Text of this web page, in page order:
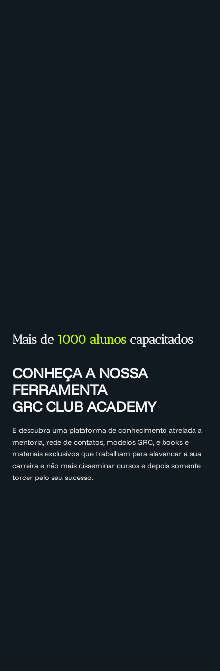
Mais de 1000 alunos capacitados
CONHEÇA A NOSSA
FERRAMENTA
GRC CLUB ACADEMY
E descubra uma plataforma de conhecimento atrelada a
mentoria, rede de contatos, modelos GRC, e-books e
materiais exclusivos que trabalham para alavancar a sua
carreira e não mais disseminar cursos e depois somente
torcer pelo seu sucesso.